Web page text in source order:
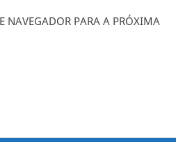
NAVEGADOR PARA A PRÓXIMA